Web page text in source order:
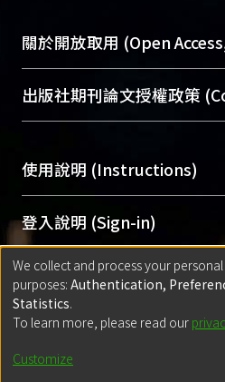
成果。
To permanently archive
profiles and scholarly
services of “NTU
Sciences Library)
關於開放取用 (Open
開放取用是從使用者角度
動，應用在學術研究上是透
用逐年攀升。同時可加速研
Archive）平台。 （點選深入
出版社期刊論文授權政策
含部分內容的版權非匯
助與合作完成，請確認
意提供此授權。
Please represent that
original work, and that
grant the rights to upload.
若欲上傳已出版的全文電
policy finder
網站查詢
政策。
使用說明 (Instructions)
網站簡介(Quickstart Guide)
使用手冊(Instruction
線上預約服務(Booking
登入說明 (Sign-in)
方案一：臺灣大學計算
(With C&INC Email
方案二：ORCID帳號登入
匯入著作 (Submission)
方案一：定期更新ORCID
for identifier (ORCID))
方案二：
Built withDSpace-CRIS software
-
We collect and process your
purposes: Authentication,
Statistics.
To learn more, please read our
Customize